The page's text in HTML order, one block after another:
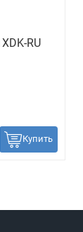
RU
Купить